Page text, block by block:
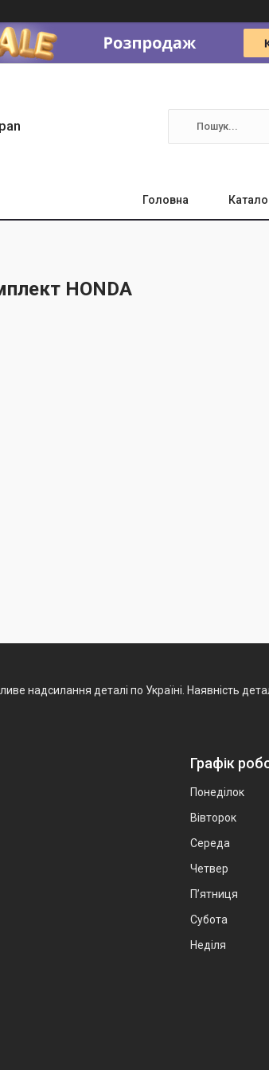
Головна
HONDA
надсилання деталі по Україні. Наявність
Графік
Понеділок
Вівторок
Середа
Четвер
Пʼятниця
Субота
Неділя